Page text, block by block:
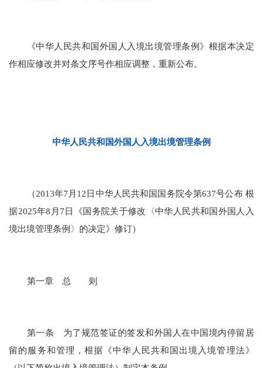
《中华人民共和国外国人入境出境管理条例》根据本决定
作相应修改并对条文序号作相应调整，重新公布。
中华人民共和国外国人入境出境管理条例
（2013年7月12日中华人民共和国国务院令第637号公布 根
据2025年8月7日《国务院关于修改〈中华人民共和国外国人入
境出境管理条例〉的决定》修订）
第一章 总 则
第一条 为了规范签证的签发和外国人在中国境内停留居
留的服务和管理，根据《中华人民共和国出境入境管理法》